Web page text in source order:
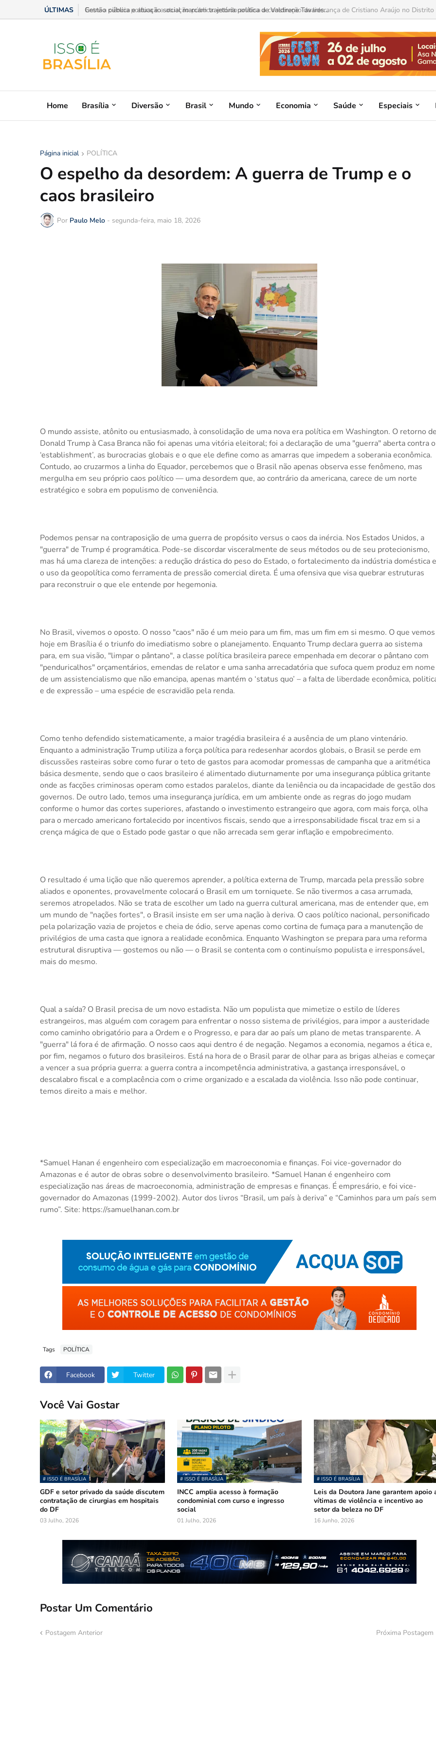
ÚLTIMAS Gestão pública e atuação social marcam trajetória política de Valdirene Tavares...
Home Brasília Diversão Brasil Mundo Economia Saúde Especiais
Página inicial POLÍTICA
O espelho da desordem: A guerra de Trump e o
caos brasileiro
Por Paulo Melo - segunda-feira, maio 18, 2026
O mundo assiste, atônito ou entusiasmado, à consolidação de uma nova era política em Washington. O retorno
Donald Trump à Casa Branca não foi apenas uma vitória eleitoral; foi a declaração de uma "guerra" aberta contra o
‘establishment’, as burocracias globais e o que ele define como as amarras que impedem a soberania econômica.
Contudo, ao cruzarmos a linha do Equador, percebemos que o Brasil não apenas observa esse fenômeno, mas
mergulha em seu próprio caos político — uma desordem que, ao contrário da americana, carece de um norte
estratégico e sobra em populismo de conveniência.
Podemos pensar na contraposição de uma guerra de propósito versus o caos da inércia. Nos Estados Unidos, a
"guerra" de Trump é programática. Pode-se discordar visceralmente de seus métodos ou de seu protecionismo,
mas há uma clareza de intenções: a redução drástica do peso do Estado, o fortalecimento da indústria doméstica e
o uso da geopolítica como ferramenta de pressão comercial direta. É uma ofensiva que visa quebrar estruturas
para reconstruir o que ele entende por hegemonia.
No Brasil, vivemos o oposto. O nosso "caos" não é um meio para um fim, mas um fim em si mesmo. O que vemos
hoje em Brasília é o triunfo do imediatismo sobre o planejamento. Enquanto Trump declara guerra ao sistema
para, em sua visão, "limpar o pântano", a classe política brasileira parece empenhada em decorar o pântano com
"penduricalhos" orçamentários, emendas de relator e uma sanha arrecadatória que sufoca quem produz em nome
de um assistencialismo que não emancipa, apenas mantém o ‘status quo’ – a falta de liberdade econômica,
e de expressão – uma espécie de escravidão pela renda.
Como tenho defendido sistematicamente, a maior tragédia brasileira é a ausência de um plano vintenário.
Enquanto a administração Trump utiliza a força política para redesenhar acordos globais, o Brasil se perde em
discussões rasteiras sobre como furar o teto de gastos para acomodar promessas de campanha que a aritmética
básica desmente, sendo que o caos brasileiro é alimentado diuturnamente por uma insegurança pública gritante
onde as facções criminosas operam como estados paralelos, diante da leniência ou da incapacidade de gestão dos
governos. De outro lado, temos uma insegurança jurídica, em um ambiente onde as regras do jogo mudam
conforme o humor das cortes superiores, afastando o investimento estrangeiro que agora, com mais força, olha
para o mercado americano fortalecido por incentivos fiscais, sendo que a irresponsabilidade fiscal traz em si a
crença mágica de que o Estado pode gastar o que não arrecada sem gerar inflação e empobrecimento.
O resultado é uma lição que não queremos aprender, a política externa de Trump, marcada pela pressão sobre
aliados e oponentes, provavelmente colocará o Brasil em um torniquete. Se não tivermos a casa arrumada,
seremos atropelados. Não se trata de escolher um lado na guerra cultural americana, mas de entender que, em
um mundo de "nações fortes", o Brasil insiste em ser uma nação à deriva. O caos político nacional, personificado
pela polarização vazia de projetos e cheia de ódio, serve apenas como cortina de fumaça para a manutenção de
privilégios de uma casta que ignora a realidade econômica. Enquanto Washington se prepara para uma reforma
estrutural disruptiva — gostemos ou não — o Brasil se contenta com o continuísmo populista e irresponsável,
mais do mesmo.
Qual a saída? O Brasil precisa de um novo estadista. Não um populista que mimetize o estilo de líderes
estrangeiros, mas alguém com coragem para enfrentar o nosso sistema de privilégios, para impor a austeridade
como caminho obrigatório para a Ordem e o Progresso, e para dar ao país um plano de metas transparente. A
"guerra" lá fora é de afirmação. O nosso caos aqui dentro é de negação. Negamos a economia, negamos a ética e,
por fim, negamos o futuro dos brasileiros. Está na hora de o Brasil parar de olhar para as brigas alheias e começar
a vencer a sua própria guerra: a guerra contra a incompetência administrativa, a gastança irresponsável, o
descalabro fiscal e a complacência com o crime organizado e a escalada da violência. Isso não pode continuar,
temos direito a mais e melhor.
*Samuel Hanan é engenheiro com especialização em macroeconomia e finanças. Foi vice-governador do
Amazonas e é autor de obras sobre o desenvolvimento brasileiro. *Samuel Hanan é engenheiro com
especialização nas áreas de macroeconomia, administração de empresas e finanças. É empresário, e foi vice-
governador do Amazonas (1999-2002). Autor dos livros “Brasil, um país à deriva” e “Caminhos para um país sem
rumo”. Site: https://samuelhanan.com.br
Tags POLÍTICA
Facebook Twitter
Você Vai Gostar
# ISSO É BRASÍLIA
GDF e setor privado da saúde discutem
contratação de cirurgias em hospitais
do DF
03 Julho, 2026
# ISSO É BRASÍLIA
INCC amplia acesso à formação
condominial com curso e ingresso
social
01 Julho, 2026
# ISSO É BRASÍLIA
Leis da Doutora Jane garantem apoio
vítimas de violência e incentivo ao
setor da beleza no DF
16 Junho, 2026
Postar Um Comentário
Postagem Anterior Próxima Postagem